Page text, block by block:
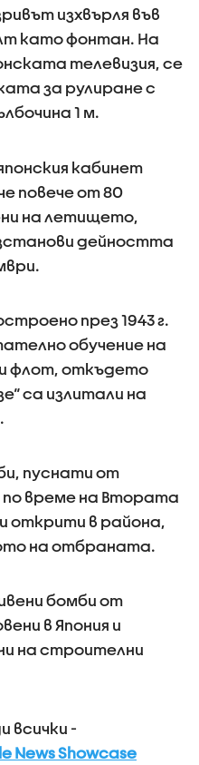
изхвърля във
като фонтан. На
телевизия, се
за рулиране с
1 м.
кабинет
повече от 80
на летището,
дейността
през 1943 г.
обучение на
флот, откъдето
са излитали на
пуснати от
време на Втората
открити в района,
на отбраната.
бомби от
в Япония и
на строителни
всички -
News Showcase